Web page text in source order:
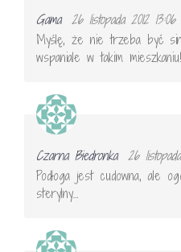
Gama 26 listopada 2012 13:06
Myślę, że nie trzeba być
wspaniale w takim
Czarna Biedronka 26
Podłoga jest cudowna, ale
sterylny…